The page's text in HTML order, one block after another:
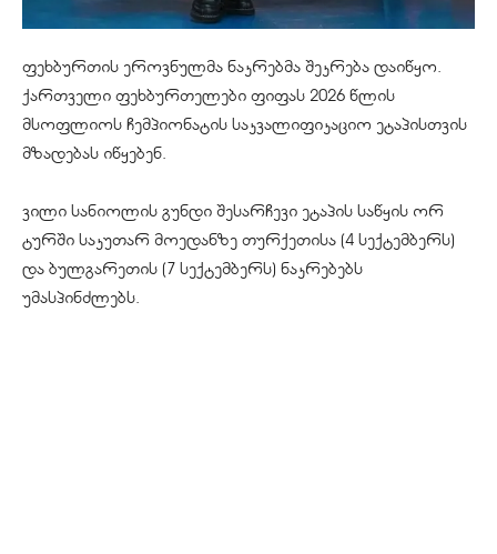
ფეხბურთის ეროვნულმა ნაკრებმა შეკრება დაიწყო.
ქართველი ფეხბურთელები ფიფას 2026 წლის
მსოფლიოს ჩემპიონატის საკვალიფიკაციო ეტაპისთვის
მზადებას იწყებენ.
ვილი სანიოლის გუნდი შესარჩევი ეტაპის საწყის ორ
ტურში საკუთარ მოედანზე თურქეთისა (4 სექტემბერს)
და ბულგარეთის (7 სექტემბერს) ნაკრებებს
უმასპინძლებს.